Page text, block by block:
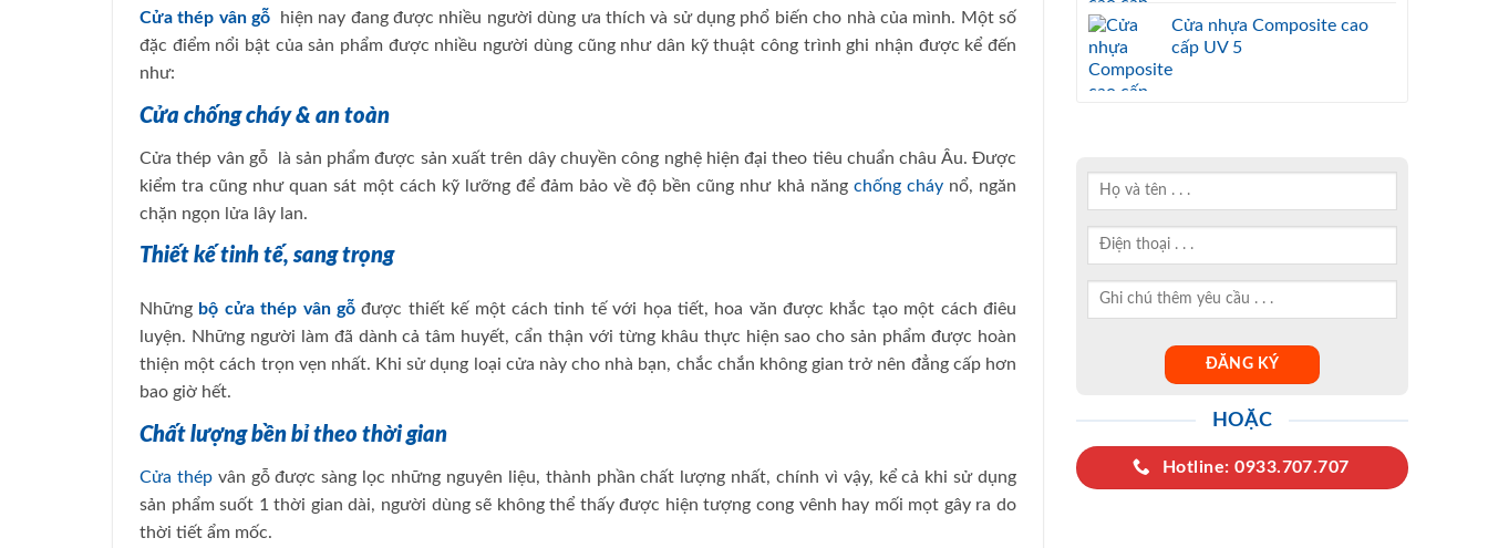
Cửa thép vân gỗ hiện nay đang được nhiều người dùng ưa thích và sử dụng phổ biến cho nhà của mình. Một số
đặc điểm nổi bật của sản phẩm được nhiều người dùng cũng như dân kỹ thuật công trình ghi nhận được kể đến
như:
Cửa chống cháy & an toàn
Cửa thép vân gỗ là sản phẩm được sản xuất trên dây chuyền công nghệ hiện đại theo tiêu chuẩn châu Âu. Được
kiểm tra cũng như quan sát một cách kỹ lưỡng để đảm bảo về độ bền cũng như khả năng chống cháynổ, ngăn
chặn ngọn lửa lây lan.
Thiết kế tinh tế, sang trọng
Những bộ cửa thép vân gỗđược thiết kế một cách tinh tế với họa tiết, hoa văn được khắc tạo một cách điêu
luyện. Những người làm đã dành cả tâm huyết, cẩn thận với từng khâu thực hiện sao cho sản phẩm được hoàn
thiện một cách trọn vẹn nhất. Khi sử dụng loại cửa này cho nhà bạn, chắc chắn không gian trở nên đẳng cấp hơn
bao giờ hết.
Chất lượng bền bỉ theo thời gian
Cửa thépvân gỗ được sàng lọc những nguyên liệu, thành phần chất lượng nhất, chính vì vậy, kể cả khi sử dụng
sản phẩm suốt 1 thời gian dài, người dùng sẽ không thể thấy được hiện tượng cong vênh hay mối mọt gây ra do
thời tiết ẩm mốc.
Cửa nhựa Composite cao
cấp UV 5
HOẶC
Hotline: 0933.707.707